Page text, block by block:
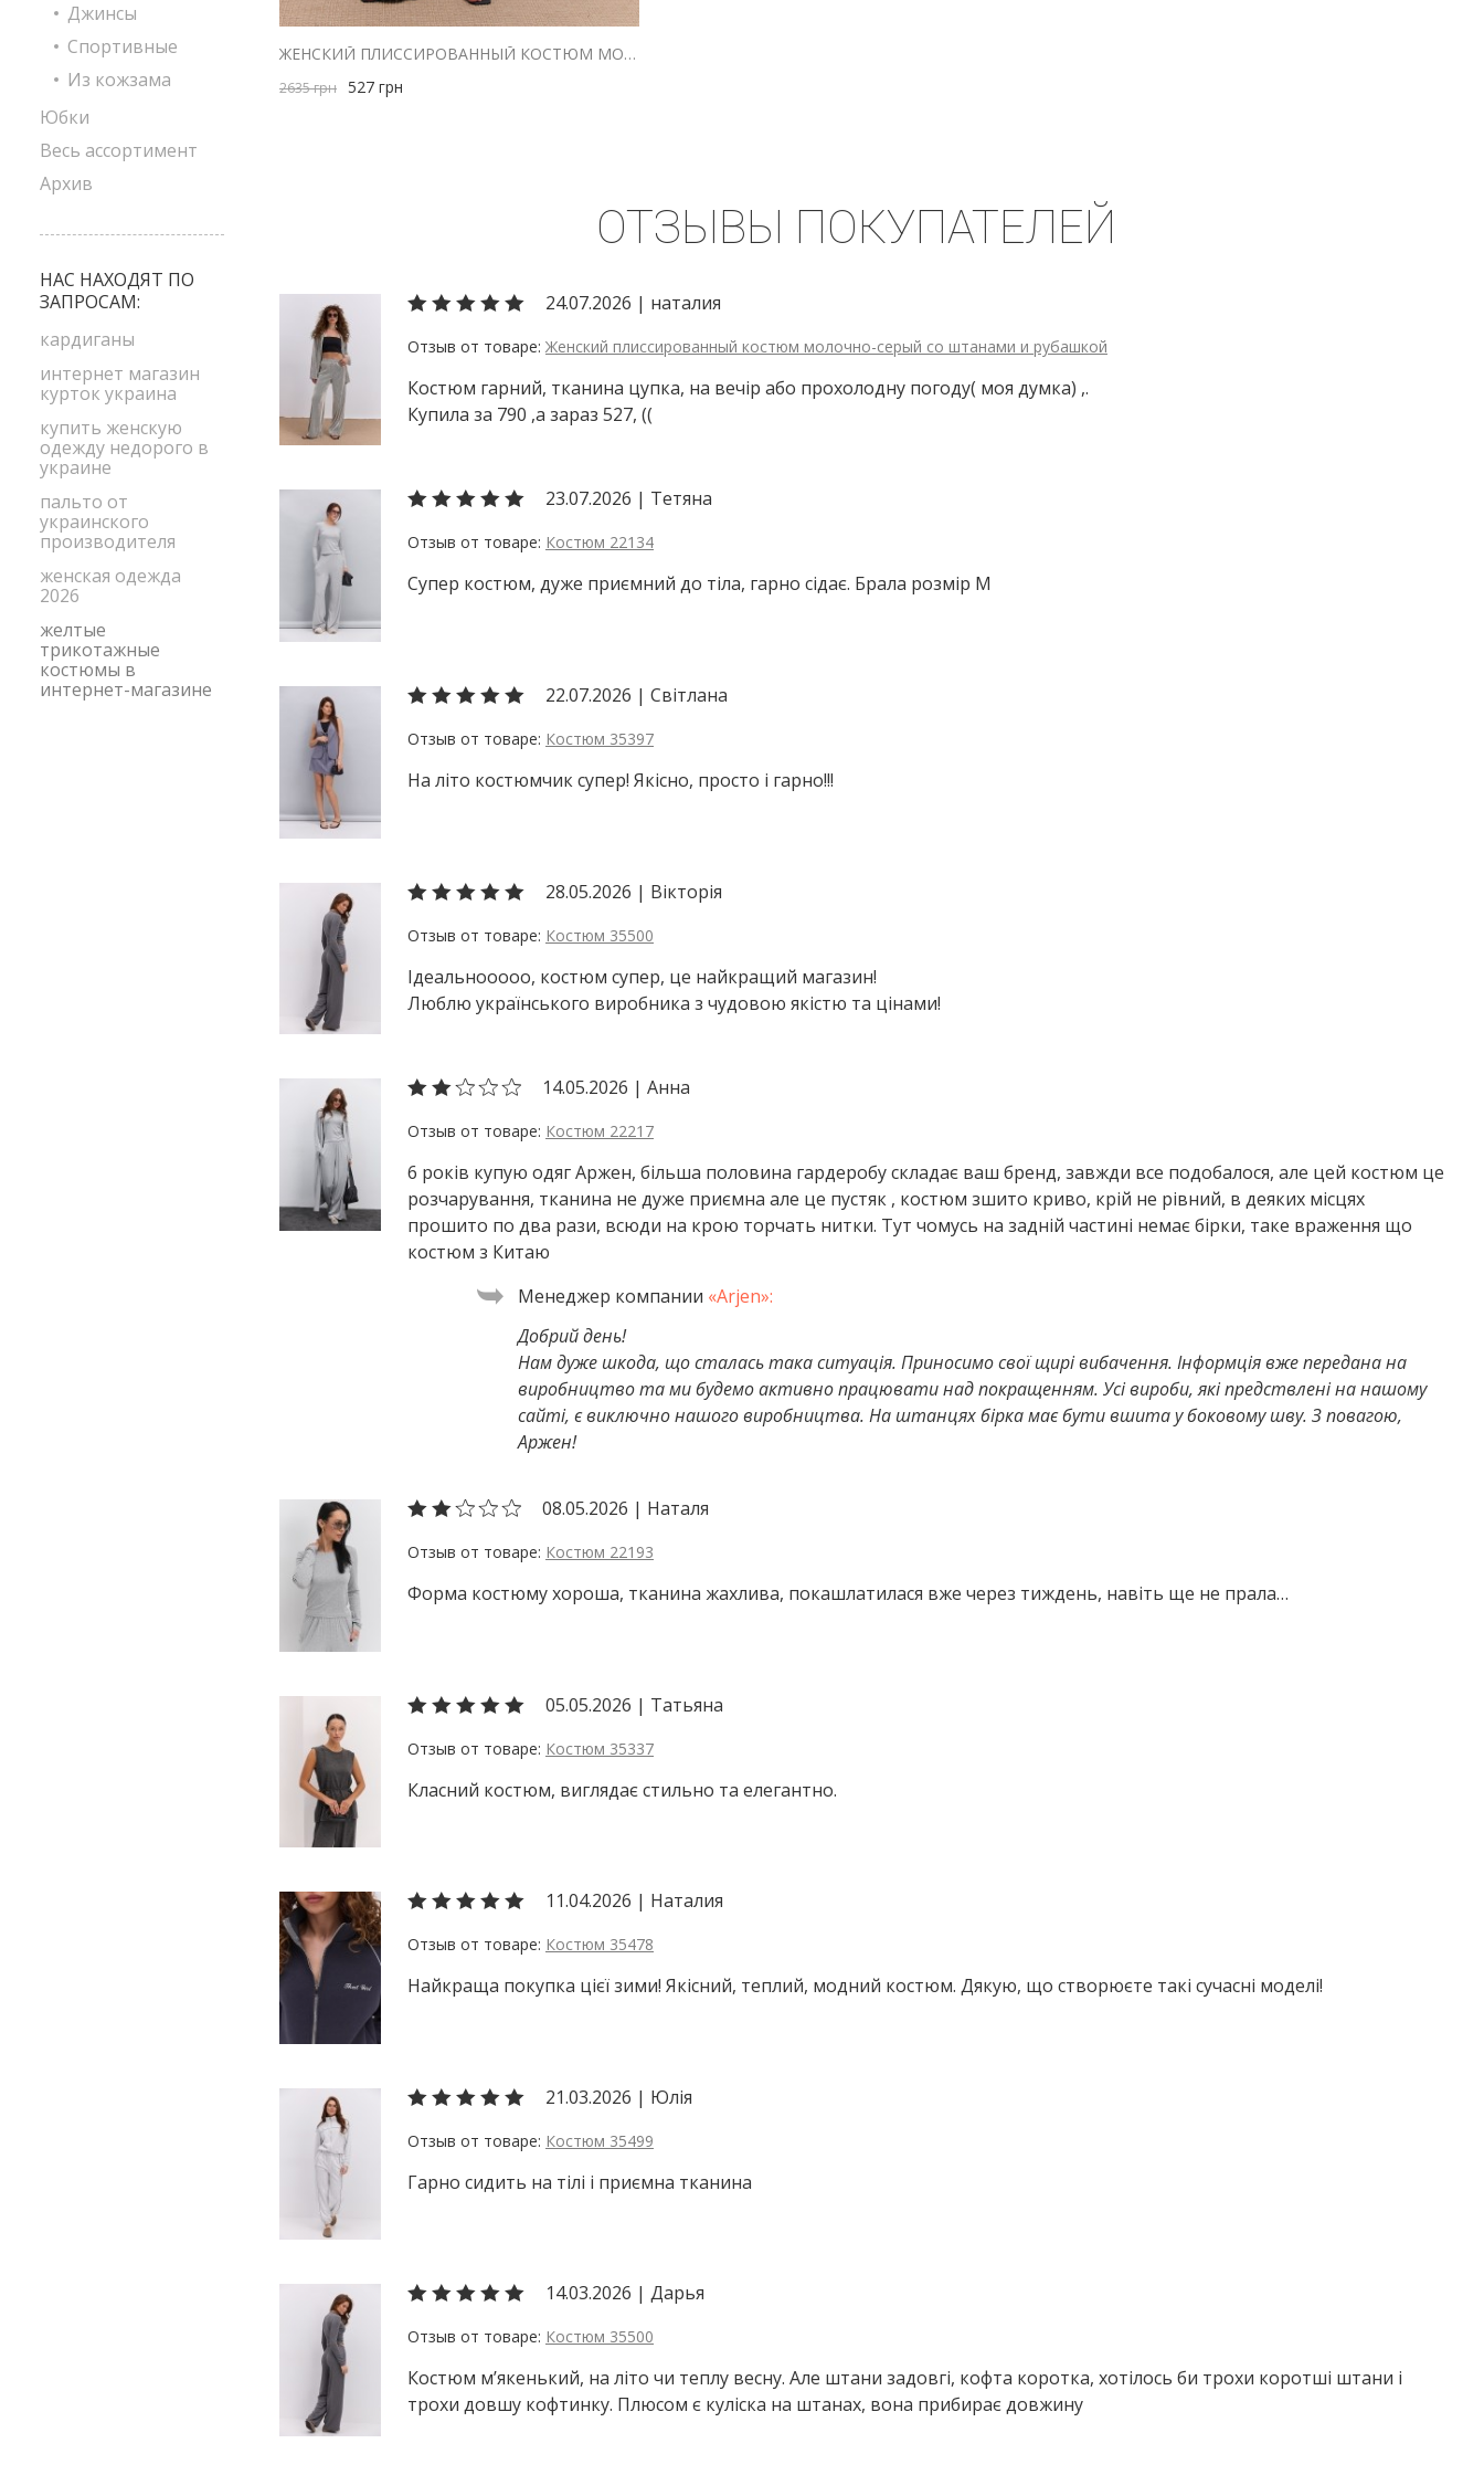
ЖЕНСКИЙ ПЛИССИРОВАННЫЙ КОСТЮМ МОЛОЧНО-СЕРЫЙ СО ШТАНАМИ И РУБАШКОЙ
2635грн 527 грн
ОТЗЫВЫ ПОКУПАТЕЛЕЙ
24.07.2026 | наталия
Женский плиссированный костюм молочно-серый со штанами и рубашкой
Костюм гарний, тканина цупка, на вечір або прохолодну погоду( моя думка) ,.
Купила за 790 ,а зараз 527, ((
23.07.2026 | Тетяна
Костюм 22134
Супер костюм, дуже приємний до тіла, гарно сідає. Брала розмір M
22.07.2026 | Світлана
Костюм 35397
На літо костюмчик супер! Якісно, просто і гарно!!!
28.05.2026 | Вікторія
Костюм 35500
Ідеальнооооо, костюм супер, це найкращий магазин!
Люблю українського виробника з чудовою якістю та цінами!
14.05.2026 | Анна
Костюм 22217
6 років купую одяг Аржен, більша половина гардеробу складає ваш бренд, завжди все подобалося, але цей костюм це
розчарування, тканина не дуже приємна але це пустяк , костюм зшито криво, крій не рівний, в деяких місцях
прошито по два рази, всюди на крою торчать нитки. Тут чомусь на задній частині немає бірки, таке враження що
костюм з Китаю
Добрий день!
Нам дуже шкода, що сталась така ситуація. Приносимо свої щирі вибачення. Інформція вже передана на
виробництво та ми будемо активно працювати над покращенням. Усі вироби, які предствлені на нашому
сайті, є виключно нашого виробництва. На штанцях бірка має бути вшита у боковому шву. З повагою,
Аржен!
08.05.2026 | Наталя
Костюм 22193
Форма костюму хороша, тканина жахлива, покашлатилася вже через тиждень, навіть ще не прала…
05.05.2026 | Татьяна
Костюм 35337
Класний костюм, виглядає стильно та елегантно.
11.04.2026 | Наталия
Костюм 35478
Найкраща покупка цієї зими! Якісний, теплий, модний костюм. Дякую, що створюєте такі сучасні моделі!
21.03.2026 | Юлія
Костюм 35499
Гарно сидить на тілі і приємна тканина
14.03.2026 | Дарья
Костюм 35500
Костюм мʼякенький, на літо чи теплу весну. Але штани задовгі, кофта коротка, хотілось би трохи коротші штани і
трохи довшу кофтинку. Плюсом є куліска на штанах, вона прибирає довжину
Джинсы
Спортивные
Из кожзама
Юбки
Весь ассортимент
Архив
НАС НАХОДЯТ ПО
ЗАПРОСАМ:
кардиганы
интернет магазин
курток украина
купить женскую
одежду недорого в
украине
пальто от
украинского
производителя
женская одежда
2026
желтые
трикотажные
костюмы в
интернет-магазине